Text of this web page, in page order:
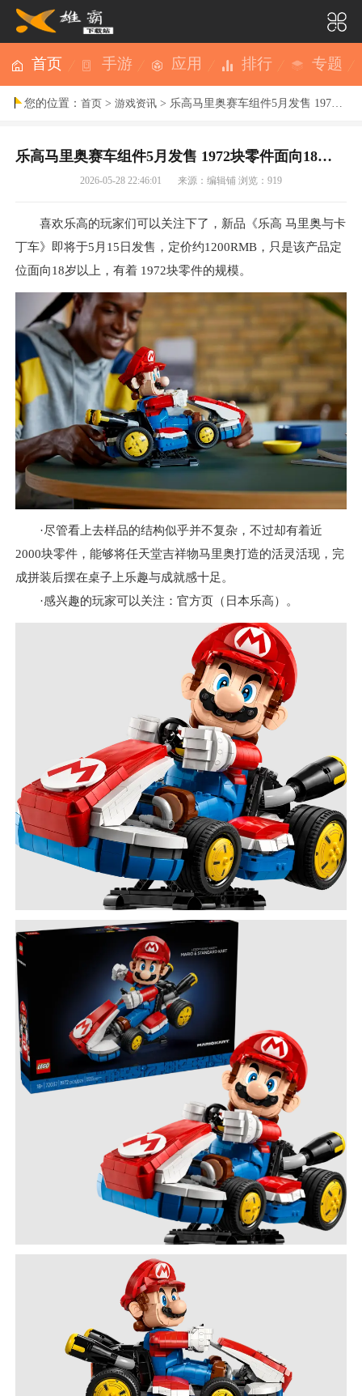
首页 手游 应用 排行 专题
您的位置：首页 >游戏资讯 > 乐高马里奥赛车组件5月发售 1972块零件面向18岁以上
乐高马里奥赛车组件5月发售 1972块零件面向18岁以上
2026-05-28 22:46:01 来源：编辑铺 浏览：919
喜欢乐高的玩家们可以关注下了，新品《乐高 马里奥与卡
丁车》即将于5月15日发售，定价约1200RMB，只是该产品定
位面向18岁以上，有着 1972块零件的规模。
·尽管看上去样品的结构似乎并不复杂，不过却有着近
2000块零件，能够将任天堂吉祥物马里奥打造的活灵活现，完
成拼装后摆在桌子上乐趣与成就感十足。
·感兴趣的玩家可以关注： 官方页（日本乐高） 。